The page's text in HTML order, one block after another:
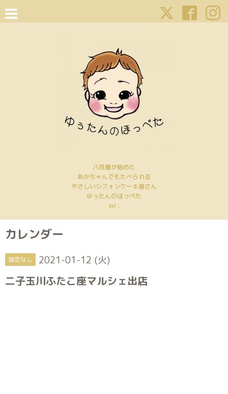
八百屋が始めた
あかちゃんでもたべられる
やさしいシフォンケーキ屋さん
ゆぅたんのほっぺた
tel :
カレンダー
指定なし 2021-01-12 (火)
二子玉川ふたこ座マルシェ出店